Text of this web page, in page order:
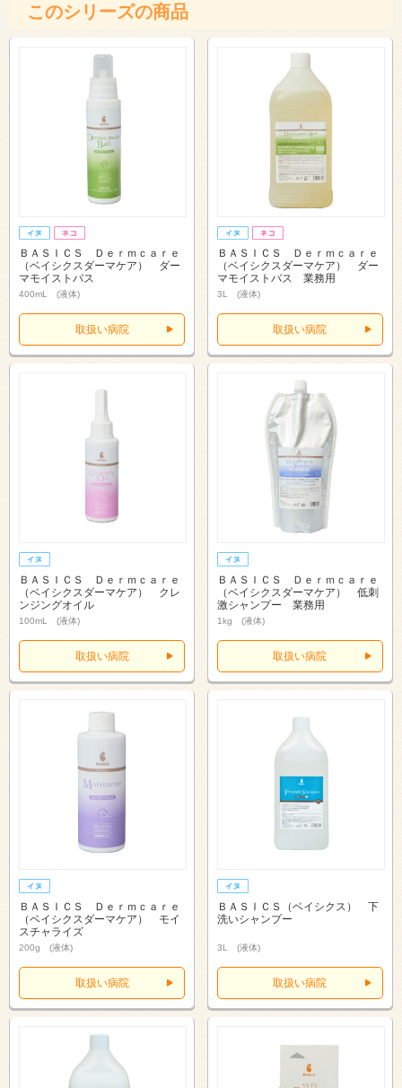
このシリーズの商品
ＢＡＳＩＣＳ Ｄｅｒｍｃａｒｅ
（ベイシクスダーマケア） ダー
マモイストバス
400mL (液体)
取扱い病院
ＢＡＳＩＣＳ Ｄｅｒｍｃａｒｅ
（ベイシクスダーマケア） ダー
マモイストバス 業務用
3L (液体)
取扱い病院
ＢＡＳＩＣＳ Ｄｅｒｍｃａｒｅ
（ベイシクスダーマケア） クレ
ンジングオイル
100mL (液体)
取扱い病院
ＢＡＳＩＣＳ Ｄｅｒｍｃａｒｅ
（ベイシクスダーマケア） 低刺
激シャンプー 業務用
1kg (液体)
取扱い病院
ＢＡＳＩＣＳ Ｄｅｒｍｃａｒｅ
（ベイシクスダーマケア） モイ
スチャライズ
200g (液体)
取扱い病院
ＢＡＳＩＣＳ（ベイシクス） 下
洗いシャンプー
3L (液体)
取扱い病院